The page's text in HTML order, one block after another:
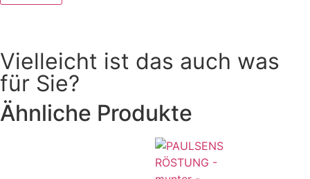
Vielleicht ist das auch was
für Sie?
Ähnliche Produkte